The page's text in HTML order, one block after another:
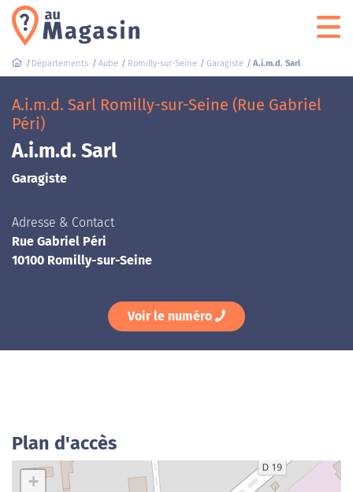
Départements Aube Romilly-sur-Seine Garagiste A.i.m.d. Sarl
A.i.m.d. Sarl Romilly-sur-Seine (Rue Gabriel
Péri)
A.i.m.d. Sarl
Garagiste
Adresse & Contact
Rue Gabriel Péri
10100 Romilly-sur-Seine
Voir le numéro
Plan d'accès
+